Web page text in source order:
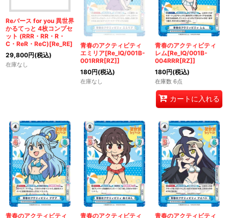
Reバース for you 異世界
かるてっと 4枚コンプセ
ット (RRR・RR・R・
C・ReR・ReC)[Re_RE]
29,800円(税込)
在庫なし
青春のアクティビティ
エミリア[Re_IQ/001B-
001RRR[RZ]]
180円(税込)
在庫なし
青春のアクティビティ
レム[Re_IQ/001B-
004RRR[RZ]]
180円(税込)
在庫数 6点
カートに入れる
青春のアクティビティ
青春のアクティビティ
青春のアクティビティ